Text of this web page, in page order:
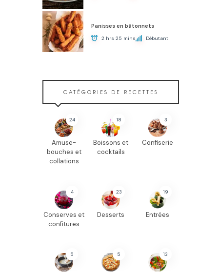
Panisses en bâtonnets
2 hrs 25 mins Débutant
CATÉGORIES DE RECETTES
24
Amuse-
bouches et
collations
18
Boissons et
cocktails
3
Confiserie
4
Conserves et
confitures
23
Desserts
19
Entrées
5 5 13